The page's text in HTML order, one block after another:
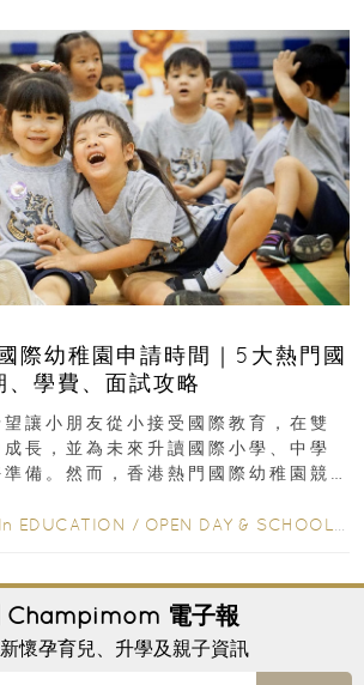
幼稚園申請時間｜5大熱門國
、學費、面試攻略
讓小朋友從小接受國際教育，在雙
長，並為未來升讀國際小學、中學
備。然而，香港熱門國際幼稚園競
In EDUCATION / OPEN DAY & SCHOOL EVENTS
Champimom 電子報
懷孕育兒、升學及親子資訊